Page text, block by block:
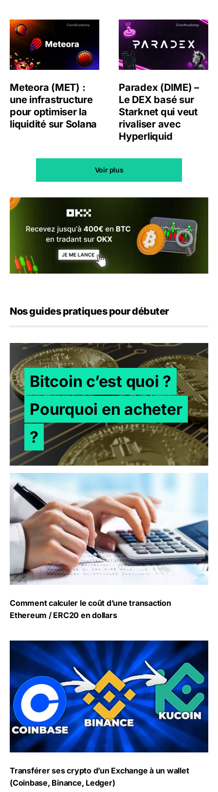
Meteora (MET) : une infrastructure pour optimiser la
Meteora (MET) :
une infrastructure
pour optimiser la
liquidité sur Solana
Paradex (DIME) – Le
Paradex (DIME) –
Le DEX basé sur
Starknet qui veut
rivaliser avec
Hyperliquid
Voir plus
Nos guides pratiques pour débuter
Bitcoin c’est quoi ?
Pourquoi en acheter
?
Bitcoin c’est quoi ? Pourquoi en acheter ?
Comment calculer le coût d’une transaction Ethereum /
Comment calculer le coût d’une transaction
Ethereum / ERC20 en dollars
Transférer ses crypto d’un Exchange à un wallet
Transférer ses crypto d’un Exchange à un wallet
(Coinbase, Binance, Ledger)